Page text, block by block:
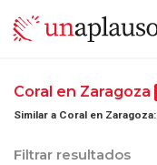
Coral en Zaragoza
Similar a Coral en Zaragoza:
Filtrar resultados